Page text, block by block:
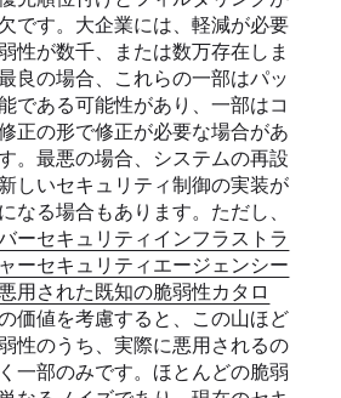
です。大企業には、軽減が必要
性が数千、または数万存在しま
良の場合、これらの一部はパッ
である可能性があり、一部はコ
正の形で修正が必要な場合があ
。最悪の場合、システムの再設
しいセキュリティ制御の実装が
なる場合もあります。ただし、
ーセキュリティインフラストラ
ーセキュリティエージェンシー
用された既知の脆弱性カタロ
価値を考慮すると、この山ほど
性のうち、実際に悪用されるの
一部のみです。ほとんどの脆弱